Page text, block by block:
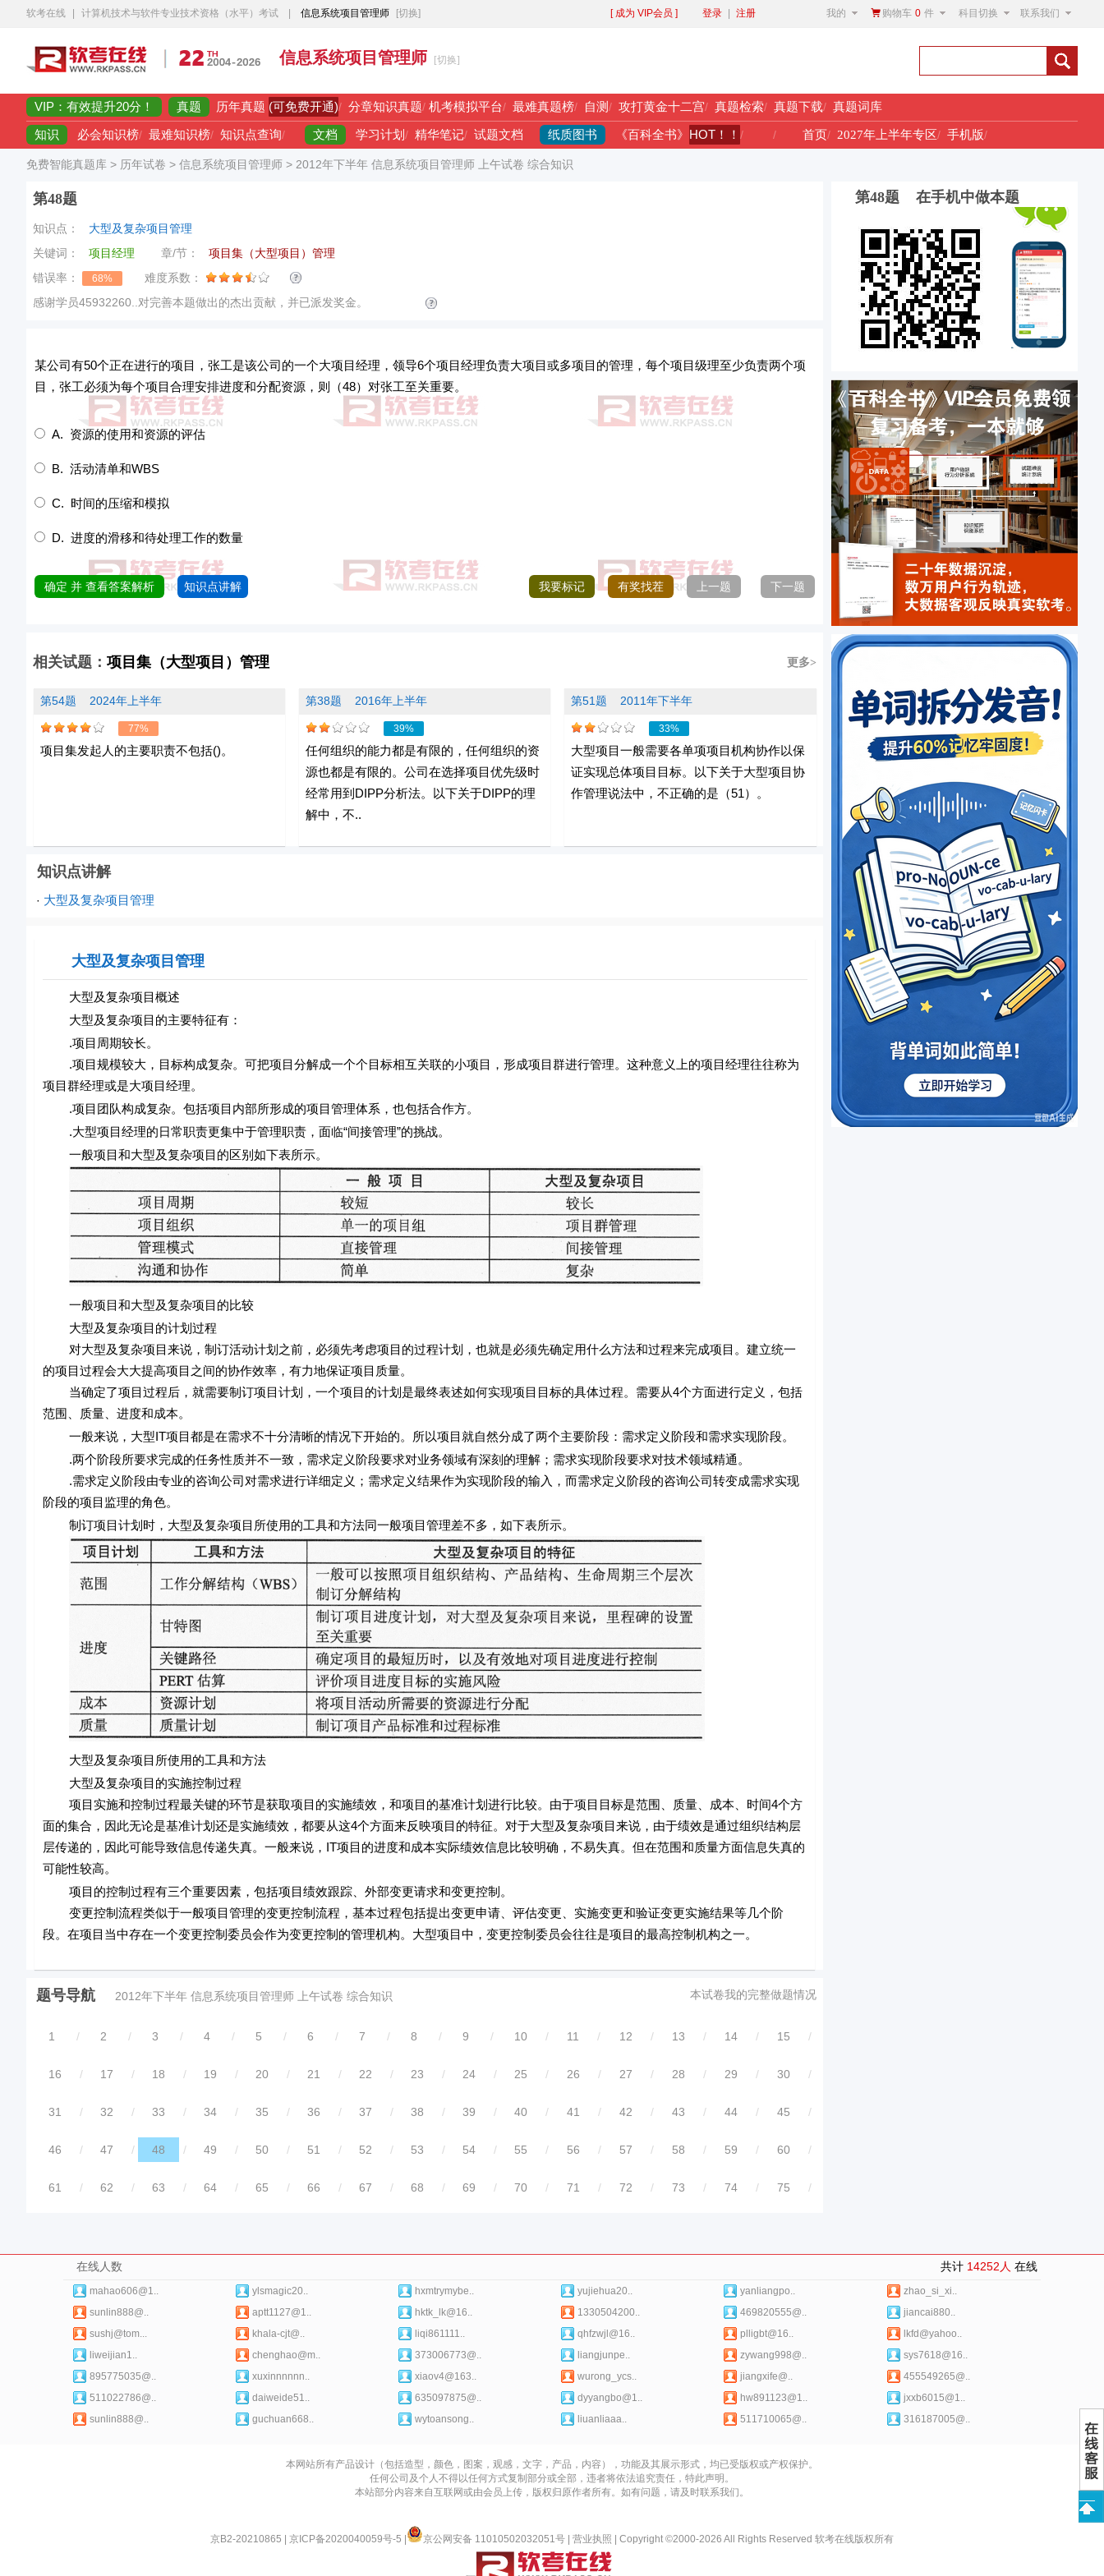
软考在线 计算机技术与软件专业技术资格（水平）考试 信息系统项目管理师 [切换] [ 成为 VIP会员 ] 登录 注册 我的 购物车 0 件 科目切换 联系我们
信息系统项目管理师 [切换]
VIP：有效提升20分！ 真题 历年真题 (可免费开通)/ 分章知识真题/ 机考模拟平台/ 最难真题榜/ 自测/ 攻打黄金十二宫/ 真题检索/ 真题下载/ 真题词库
知识 必会知识榜/ 最难知识榜/ 知识点查询/ 文档 学习计划/ 精华笔记/ 试题文档 纸质图书 《百科全书》 HOT！！ / / 首页/ 2027年上半年专区/ 手机版/
免费智能真题库 > 历年试卷 > 信息系统项目管理师 > 2012年下半年 信息系统项目管理师 上午试卷 综合知识
第48题
知识点：
大型及复杂项目管理
关键词：
项目经理 章/节：
项目集（大型项目）管理
错误率：
68%
难度系数：
感谢学员45932260..对完善本题做出的杰出贡献，并已派发奖金。
某公司有50个正在进行的项目，张工是该公司的一个大项目经理，领导6个项目经理负责大项目或多项目的管理，每个项目级理至少负责两个项
目，张工必须为每个项目合理安排进度和分配资源，则（48）对张工至关重要。
A. 资源的使用和资源的评估
B. 活动清单和WBS
C. 时间的压缩和模拟
D. 进度的滑移和待处理工作的数量
确定 并 查看答案解析 知识点讲解 我要标记 有奖找茬 上一题 下一题
相关试题： 项目集（大型项目）管理 更多>
第54题 2024年上半年
77%
项目集发起人的主要职责不包括()。
第38题 2016年上半年
39%
任何组织的能力都是有限的，任何组织的资
源也都是有限的。公司在选择项目优先级时
经常用到DIPP分析法。以下关于DIPP的理
解中，不..
第51题 2011年下半年
33%
大型项目一般需要各单项项目机构协作以保
证实现总体项目目标。以下关于大型项目协
作管理说法中，不正确的是（51）。
知识点讲解
· 大型及复杂项目管理
大型及复杂项目管理
大型及复杂项目概述
大型及复杂项目的主要特征有：
.项目周期较长。
.项目规模较大，目标构成复杂。可把项目分解成一个个目标相互关联的小项目，形成项目群进行管理。这种意义上的项目经理往往称为
项目群经理或是大项目经理。
.项目团队构成复杂。包括项目内部所形成的项目管理体系，也包括合作方。
.大型项目经理的日常职责更集中于管理职责，面临“间接管理”的挑战。
一般项目和大型及复杂项目的区别如下表所示。
一般项目和大型及复杂项目的比较
大型及复杂项目的计划过程
对大型及复杂项目来说，制订活动计划之前，必须先考虑项目的过程计划，也就是必须先确定用什么方法和过程来完成项目。建立统一
的项目过程会大大提高项目之间的协作效率，有力地保证项目质量。
当确定了项目过程后，就需要制订项目计划，一个项目的计划是最终表述如何实现项目目标的具体过程。需要从4个方面进行定义，包括
范围、质量、进度和成本。
一般来说，大型IT项目都是在需求不十分清晰的情况下开始的。所以项目就自然分成了两个主要阶段：需求定义阶段和需求实现阶段。
.两个阶段所要求完成的任务性质并不一致，需求定义阶段要求对业务领域有深刻的理解；需求实现阶段要求对技术领域精通。
.需求定义阶段由专业的咨询公司对需求进行详细定义；需求定义结果作为实现阶段的输入，而需求定义阶段的咨询公司转变成需求实现
阶段的项目监理的角色。
制订项目计划时，大型及复杂项目所使用的工具和方法同一般项目管理差不多，如下表所示。
大型及复杂项目所使用的工具和方法
大型及复杂项目的实施控制过程
项目实施和控制过程最关键的环节是获取项目的实施绩效，和项目的基准计划进行比较。由于项目目标是范围、质量、成本、时间4个方
面的集合，因此无论是基准计划还是实施绩效，都要从这4个方面来反映项目的特征。对于大型及复杂项目来说，由于绩效是通过组织结构层
层传递的，因此可能导致信息传递失真。一般来说，IT项目的进度和成本实际绩效信息比较明确，不易失真。但在范围和质量方面信息失真的
可能性较高。
项目的控制过程有三个重要因素，包括项目绩效跟踪、外部变更请求和变更控制。
变更控制流程类似于一般项目管理的变更控制流程，基本过程包括提出变更申请、评估变更、实施变更和验证变更实施结果等几个阶
段。在项目当中存在一个变更控制委员会作为变更控制的管理机构。大型项目中，变更控制委员会往往是项目的最高控制机构之一。
题号导航 2012年下半年 信息系统项目管理师 上午试卷 综合知识 本试卷我的完整做题情况
1 / 2 / 3 / 4 / 5 / 6 / 7 / 8 / 9 / 10 / 11 / 12 / 13 / 14 / 15 /
16 / 17 / 18 / 19 / 20 / 21 / 22 / 23 / 24 / 25 / 26 / 27 / 28 / 29 / 30 /
31 / 32 / 33 / 34 / 35 / 36 / 37 / 38 / 39 / 40 / 41 / 42 / 43 / 44 / 45 /
46 / 47 / 48 / 49 / 50 / 51 / 52 / 53 / 54 / 55 / 56 / 57 / 58 / 59 / 60 /
61 / 62 / 63 / 64 / 65 / 66 / 67 / 68 / 69 / 70 / 71 / 72 / 73 / 74 / 75 /
第48题 在手机中做本题
在线人数 共计 14252人 在线
mahao606@1.. ylsmagic20.. hxmtrymybe.. yujiehua20.. yanliangpo..
zhao_si_xi..
sunlin888@..
aptt1127@1.. hktk_lk@16.. 1330504200.. 469820555@..
jiancai880..
sushj@tom...
khala-cjt@.. liqi861111.. qhfzwjl@16.. plligbt@16..
lkfd@yahoo..
liweijian1..
chenghao@m.. 373006773@.. liangjunpe.. zywang998@..
sys7618@16..
895775035@..
xuxinnnnnn.. xiaov4@163.. wurong_ycs.. jiangxife@..
455549265@..
511022786@..
daiweide51.. 635097875@.. dyyangbo@1.. hw891123@1..
jxxb6015@1..
sunlin888@..
guchuan668.. wytoansong.. liuanliaaa.. 511710065@.. 316187005@..
本网站所有产品设计（包括造型，颜色，图案，观感，文字，产品，内容），功能及其展示形式，均已受版权或产权保护。
任何公司及个人不得以任何方式复制部分或全部，违者将依法追究责任，特此声明。
本站部分内容来自互联网或由会员上传，版权归原作者所有。如有问题，请及时联系我们。
京B2-20210865 京ICP备2020040059号-5 京公网安备 11010502032051号 营业执照 | Copyright ©2000-2026 All Rights Reserved 软考在线版权所有